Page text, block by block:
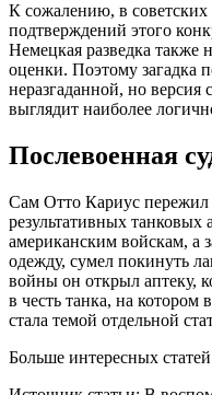
К сожалению, в
подтверждений этого
Немецкая разведка также
оценки. Поэтому загадка
неразгаданной, но версия
выглядит наиболее
Послевоенная
Сам Отто Кариус пережил
результативных танковых
американским войскам, а
одежду, сумел покинуть
войны он открыл аптеку,
в честь танка, на
стала темой отдельной
Больше интересных